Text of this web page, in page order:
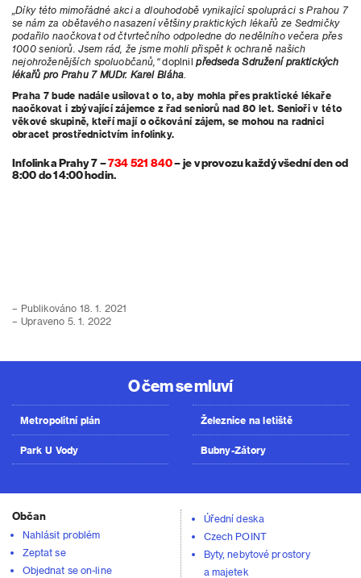
„Díky této mimořádné akci a dlouhodobě vynikající spolupráci s Prahou 7
se nám za obětavého nasazení většiny praktických lékařů ze Sedmičky
podařilo naočkovat od čtvrtečního odpoledne do nedělního večera přes
1000 seniorů. Jsem rád, že jsme mohli přispět k ochraně našich
nejohroženějších spoluobčanů,“doplnilpředseda Sdružení praktických
lékařů pro Prahu 7 MUDr. Karel Bláha
Praha 7 bude nadále usilovat o to, aby mohla přes praktické lékaře
naočkovat i zbývající zájemce z řad seniorů nad 80 let. Senioři v této
věkové skupině, kteří mají o očkování zájem, se mohou na radnici
obracet prostřednictvím infolinky.
Infolinka Prahy 7 –734 521 840– je v provozu každý všední den od
8:00 do 14:00 hodin.
– Publikováno 18. 1. 2021
– Upraveno 5. 1. 2022
O čem se mluví
Metropolitní plán
Park U Vody
Železnice na letiště
Bubny-Zátory
Občan
Nahlásit problém
Zeptat se
Objednat se on-line
Úřední deska
Czech POINT
Byty, nebytové prostory
a majetek